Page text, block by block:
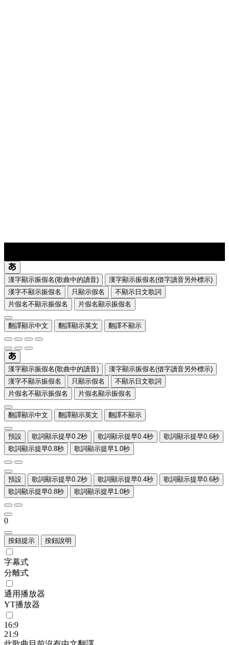
漢字顯示振假名(歌曲中的讀音)
漢字顯示振假名(借字讀音另外標示)
漢字不顯示振假名
只顯示假名
不顯示日文歌詞
片假名不顯示振假名
片假名顯示振假名
翻譯顯示中文 翻譯顯示英文 翻譯不顯示
漢字顯示振假名(歌曲中的讀音)
漢字顯示振假名(借字讀音另外標示)
漢字不顯示振假名
只顯示假名
不顯示日文歌詞
片假名不顯示振假名
片假名顯示振假名
翻譯顯示中文 翻譯顯示英文 翻譯不顯示
預設 歌詞顯示提早0.2秒 歌詞顯示提早0.4秒
歌詞顯示提早0.6秒
歌詞顯示提早0.8秒
歌詞顯示提早1.0秒
預設 歌詞顯示提早0.2秒 歌詞顯示提早0.4秒
歌詞顯示提早0.6秒
歌詞顯示提早0.8秒
歌詞顯示提早1.0秒
0
按鈕提示 按鈕說明
字幕式
分離式
通用播放器
YT播放器
16:9
21:9